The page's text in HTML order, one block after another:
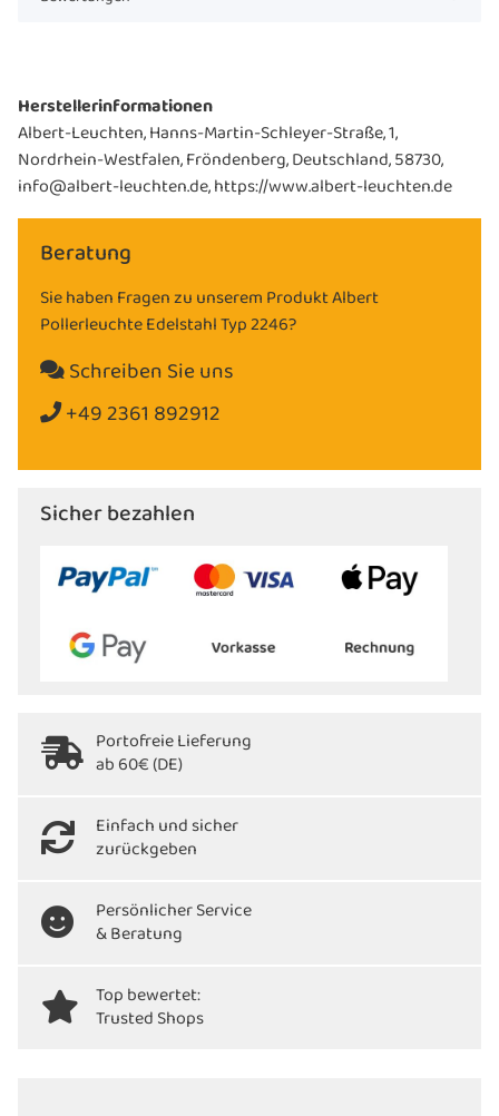
Herstellerinformationen
Albert-Leuchten, Hanns-Martin-Schleyer-Straße, 1,
Nordrhein-Westfalen, Fröndenberg, Deutschland, 58730,
info@albert-leuchten.de, https://www.albert-leuchten.de
Beratung
Sie haben Fragen zu unserem Produkt Albert
Pollerleuchte Edelstahl Typ 2246?
Schreiben Sie uns
+49 2361 892912
Sicher bezahlen
Portofreie Lieferung
ab 60€ (DE)
Einfach und sicher
zurückgeben
Persönlicher Service
& Beratung
Top bewertet:
Trusted Shops